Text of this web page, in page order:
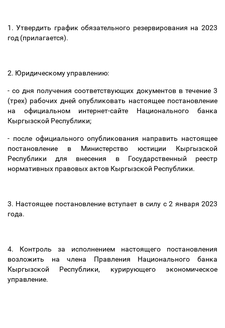
1. Утвердить график обязательного резервирования на 2023
год (прилагается).
2. Юридическому управлению:
- со дня получения соответствующих документов в течение 3
(трех) рабочих дней опубликовать настоящее постановление
на официальном интернет-сайте Национального банка
Кыргызской Республики;
- после официального опубликования направить настоящее
постановление в Министерство юстиции Кыргызской
Республики для внесения в Государственный реестр
нормативных правовых актов Кыргызской Республики.
3. Настоящее постановление вступает в силу с 2 января 2023
года.
4. Контроль за исполнением настоящего постановления
возложить на члена Правления Национального банка
Кыргызской Республики, курирующего экономическое
управление.